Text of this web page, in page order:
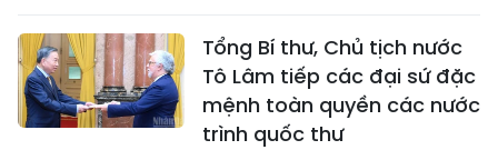
Tổng Bí thư, Chủ tịch nước
Tô Lâm tiếp các đại sứ đặc
mệnh toàn quyền các nước
trình quốc thư